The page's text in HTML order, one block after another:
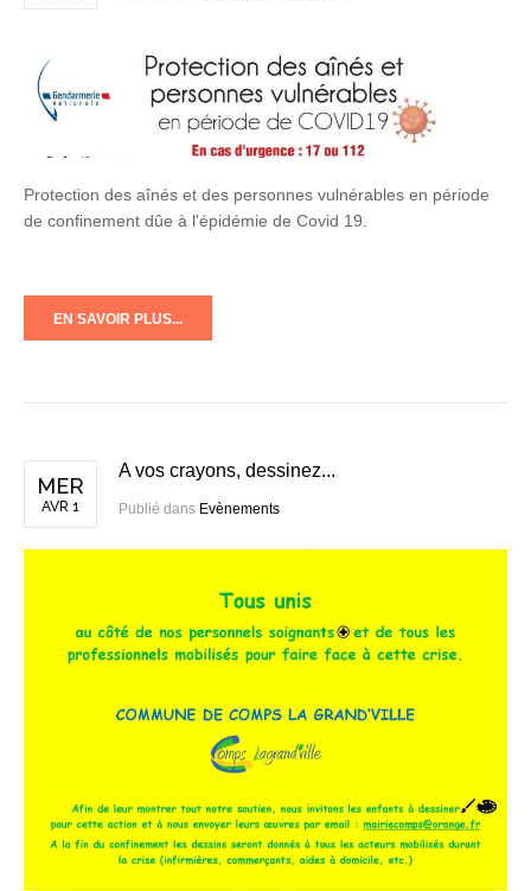
Protection des aînés et des personnes vulnérables en période
de confinement dûe à l'épidémie de Covid 19.
EN SAVOIR PLUS...
MER
AVR 1
A vos crayons, dessinez...
Publié dans Evènements